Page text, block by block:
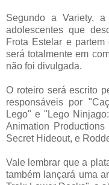
Segundo a Variety,
adolescentes que
Frota Estelar e
será totalmente em
não foi divulgada.
O roteiro será escrito
responsáveis por
Lego" e "Lego
Animation
Secret Hideout, e
Vale lembrar que a
também lançará uma